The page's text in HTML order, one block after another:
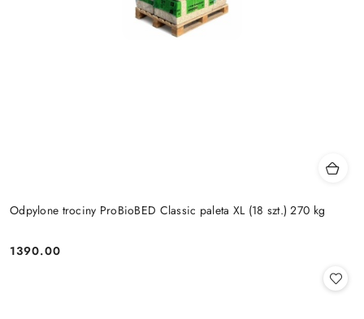
Odpylone trociny ProBioBED Classic paleta XL (18 szt.) 270 kg
Cena:
1390.00